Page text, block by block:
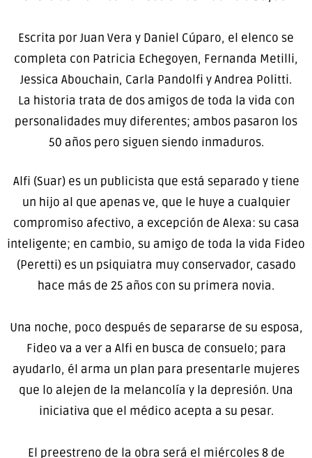
Escrita por Juan Vera y Daniel Cúparo, el elenco se
completa con Patricia Echegoyen, Fernanda Metilli,
Jessica Abouchain, Carla Pandolfi y Andrea Politti.
La historia trata de dos amigos de toda la vida con
personalidades muy diferentes; ambos pasaron los
50 años pero siguen siendo inmaduros.
Alfi (Suar) es un publicista que está separado y tiene
un hijo al que apenas ve, que le huye a cualquier
compromiso afectivo, a excepción de Alexa: su casa
inteligente; en cambio, su amigo de toda la vida Fideo
(Peretti) es un psiquiatra muy conservador, casado
hace más de 25 años con su primera novia.
Una noche, poco después de separarse de su esposa,
Fideo va a ver a Alfi en busca de consuelo; para
ayudarlo, él arma un plan para presentarle mujeres
que lo alejen de la melancolía y la depresión. Una
iniciativa que el médico acepta a su pesar.
El preestreno de la obra será el miércoles 8 de